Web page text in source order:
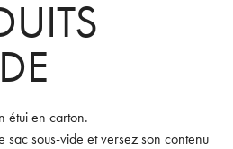
étui en carton.
sac sous-vide et versez son contenu